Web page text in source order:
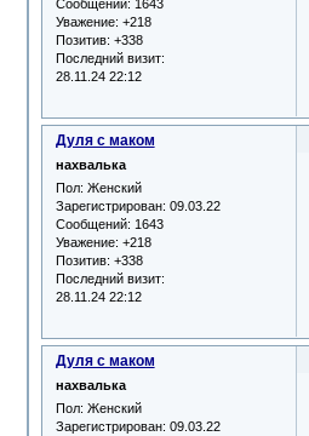
Сообщений: 1643
Уважение: +218
Позитив: +338
Последний визит:
28.11.24 22:12
Дуля с маком
нахвалька
Пол: Женский
Зарегистрирован: 09.03.22
Сообщений: 1643
Уважение: +218
Позитив: +338
Последний визит:
28.11.24 22:12
Дуля с маком
нахвалька
Пол: Женский
Зарегистрирован: 09.03.22